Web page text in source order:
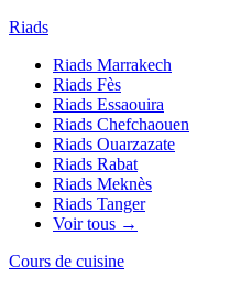
Riads
Riads Marrakech
Riads Fès
Riads Essaouira
Riads Chefchaouen
Riads Ouarzazate
Riads Rabat
Riads Meknès
Riads Tanger
Voir tous →
Cours de cuisine